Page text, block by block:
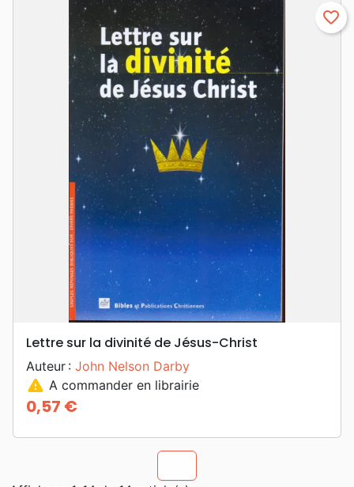
favorite_border
Lettre sur la divinité de Jésus-Christ
Auteur : John Nelson Darby
warning A commander en librairie
Prix
0,57 €